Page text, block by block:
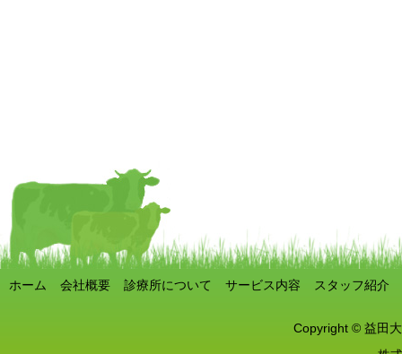
ホーム 会社概要 診療所について サービス内容 スタッフ紹介
Copyright © 益田